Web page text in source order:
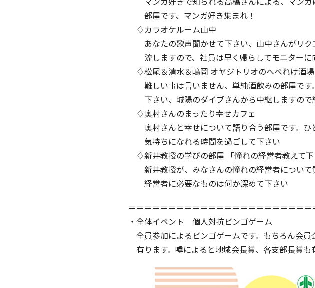
マンガ好きで知られる高橋さんによる、マンガ
部屋です、マンガ好き集まれ！
♢カラオケルーム山中
あなたの歌声聞かせて下さい、山中さんがリク
流しますので、社員は早く帰らしてモニターに
♢松尾＆清水＆嶋岡 オヤジトリオのへべれけ酒場
難しい事は言いません、単純酒飲みの部屋です
下さい、城陽のダイブさんから中継しますので
♢奥村さんのまったり幸せカフェ
奥村さんと幸せについて語り合う部屋です。ひ
気持ちになれる時間を過ごして下さい
♢新井教授の学びの部屋 「憧れの経営者教えて下
新井教授が、みなさんの憧れの経営者について
経営者に必要なものは何か深めて下さい
＝＝＝＝＝＝＝＝＝＝＝＝＝＝＝＝＝＝＝＝＝＝
・全体イベント 個人対抗ビンゴゲーム
全員参加によるビンゴゲームです。もちろん会員
有ります。噂によると地域会長賞、各支部長賞も